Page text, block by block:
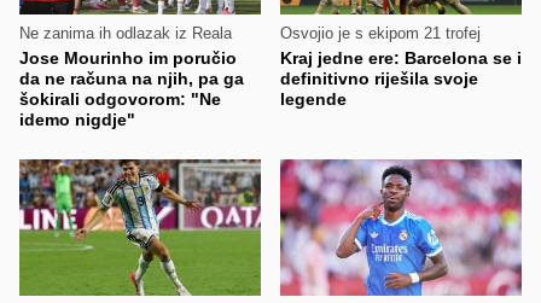
Ne zanima ih odlazak iz Reala
Jose Mourinho im poručio
da ne računa na njih, pa ga
šokirali odgovorom: "Ne
idemo nigdje"
Osvojio je s ekipom 21 trofej
Kraj jedne ere: Barcelona se i
definitivno riješila svoje
legende